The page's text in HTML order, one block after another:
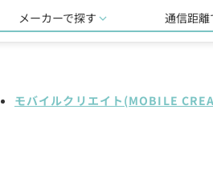
メーカーで探す 通信距離
モバイルクリエイト(MOBILE